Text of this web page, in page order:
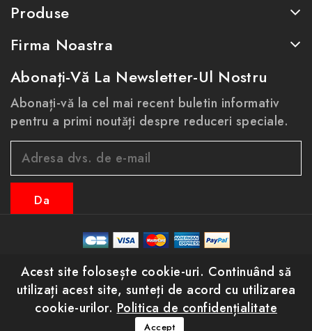
Produse
Firma Noastra
Abonați-Vă La Newsletter-Ul Nostru
Abonați-vă la cel mai recent buletin informativ
pentru a primi noutăți despre reduceri speciale.
Acest site folosește cookie-uri. Continuând să
utilizați acest site, sunteți de acord cu utilizarea
cookie-urilor. Politica de confidențialitate
Accept
© 2026 - eastconfort.ro toate drepturile
rezervate
Aveți întrebări? Sunați-ne!